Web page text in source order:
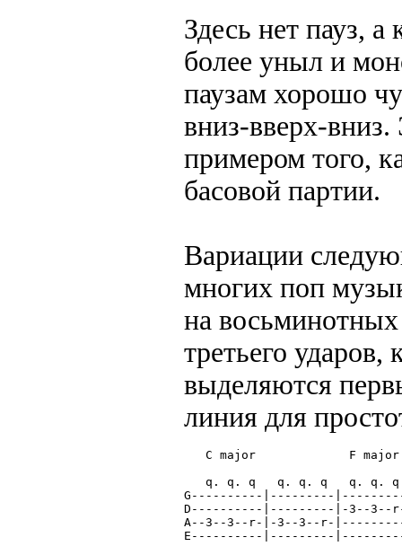
Здесь нет пауз,
более уныл и
паузам хорошо
вниз-вверх-
примером того,
басовой партии.
Вариации
многих поп
на
третьего
выделяются
линия для
C major             F
q. q. q   q. q. q   q. q.
G----------|---------
D----------|---------|-3--3--
A--3--3--r-|-3--3--r-
E----------|---------